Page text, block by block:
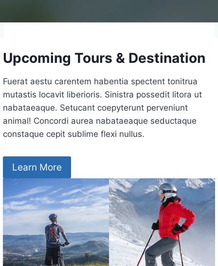
Upcoming Tours & Destination
Fuerat aestu carentem habentia spectent tonitrua
mutastis locavit liberioris. Sinistra possedit litora ut
nabataeaque. Setucant coepyterunt perveniunt
animal! Concordi aurea nabataeaque seductaque
constaque cepit sublime flexi nullus.
Learn More